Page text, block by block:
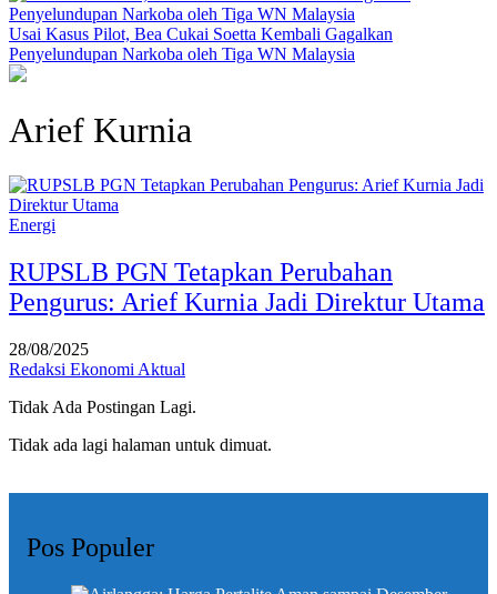
Usai Kasus Pilot, Bea Cukai Soetta Kembali Gagalkan
Penyelundupan Narkoba oleh Tiga WN Malaysia
Arief Kurnia
Energi
RUPSLB PGN Tetapkan Perubahan
Pengurus: Arief Kurnia Jadi Direktur Utama
28/08/2025
Redaksi Ekonomi Aktual
Tidak Ada Postingan Lagi.
Tidak ada lagi halaman untuk dimuat.
Pos Populer